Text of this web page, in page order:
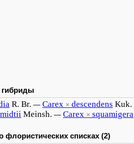
гибриды
R. Br. — Carex × descendens Kuk.
Meinsh. — Carex × squamigera
флористических списках (2)